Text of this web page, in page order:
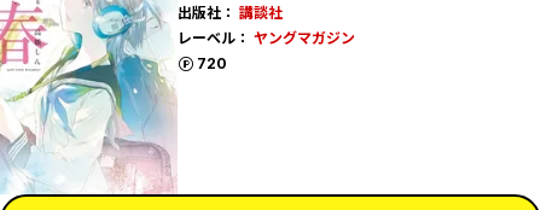
出版社： 講談社
レーベル： ヤングマガジン
720
ポイント